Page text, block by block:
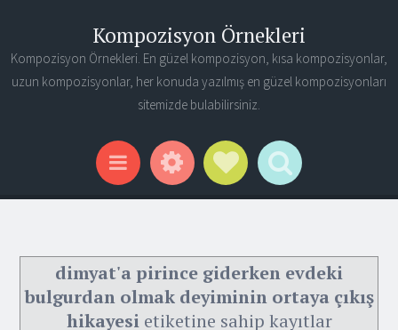
Kompozisyon Örnekleri
Kompozisyon Örnekleri. En güzel kompozisyon, kısa kompozisyonlar,
uzun kompozisyonlar, her konuda yazılmış en güzel kompozisyonları
sitemizde bulabilirsiniz.
Menu WidgetsSocial Links
Search
dimyat'a pirince giderken evdeki
bulgurdan olmak deyiminin ortaya çıkış
hikayesietiketine sahip kayıtlar